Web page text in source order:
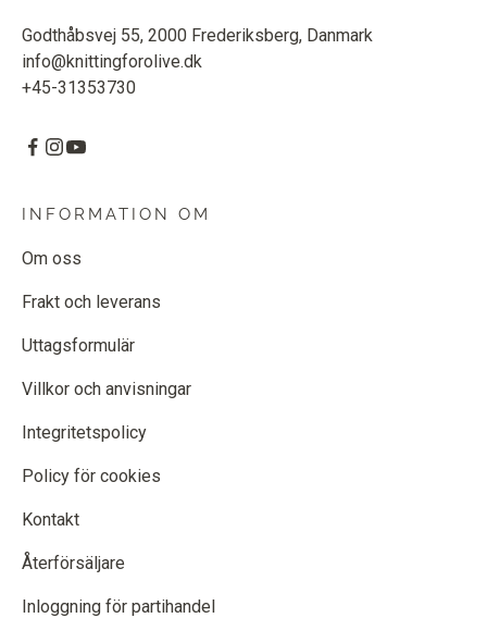
Godthåbsvej 55, 2000 Frederiksberg, Danmark
info@knittingforolive.dk
+45-31353730
INFORMATION OM
Om oss
Frakt och leverans
Uttagsformulär
Villkor och anvisningar
Integritetspolicy
Policy för cookies
Kontakt
Återförsäljare
Inloggning för partihandel